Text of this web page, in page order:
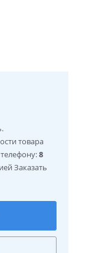
товара
8
Заказать